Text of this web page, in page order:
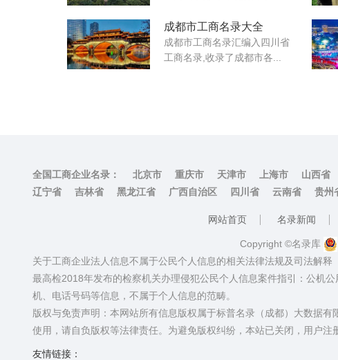
成都市工商名录大全
成都市工商名录汇编入四川省
工商名录,收录了成都市各...
全国工商企业名录： 北京市 重庆市 天津市 上海市 山西省
辽宁省
吉林省 黑龙江省 广西自治区 四川省 云南省 贵州
网站首页 名录新闻
Copyright ©名录库
关于工商企业法人信息不属于公民个人信息的相关法律法规及司法解释
最高检2018年发布的检察机关办理侵犯公民个人信息案件指引：公机
机、电话号码等信息，不属于个人信息的范畴。
版权与免责声明：本网站所有信息版权属于标普名录（成都）大数据
使用，请自负版权等法律责任。为避免版权纠纷，本站已关闭，用户注
友情链接：